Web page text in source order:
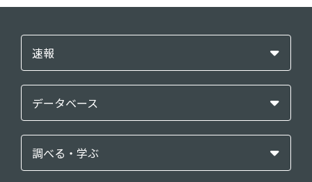
速報
データベース
調べる・学ぶ